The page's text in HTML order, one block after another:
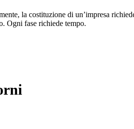
la costituzione di un’impresa
Ogni fase richiede tempo.